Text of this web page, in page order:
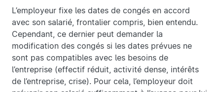
L’employeur fixe les dates de congés en accord
avec son salarié, frontalier compris, bien entendu.
Cependant, ce dernier peut demander la
modification des congés si les dates prévues ne
sont pas compatibles avec les besoins de
l’entreprise (effectif réduit, activité dense, intérêts
de l’entreprise, crise). Pour cela, l’employeur doit